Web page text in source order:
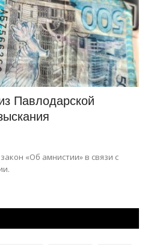
Павлодарской
«Об амнистии» в связи с